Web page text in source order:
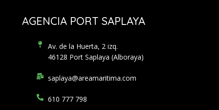
AGENCIA PORT SAPLAYA
Av. de la Huerta, 2 izq.
46128 Port Saplaya (Alboraya)
saplaya@areamaritima.com
610 777 798